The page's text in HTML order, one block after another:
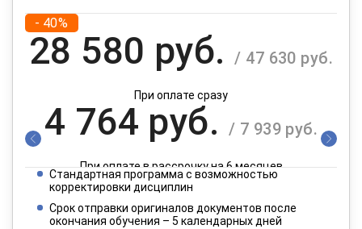
- 40%
28 580 руб. / 47 630 руб.
При оплате сразу
4 764 руб. / 7 939 руб.
При оплате в рассрочку на 6 месяцев
2 382 руб.
Стандартная программа с возможностью
корректировки дисциплин
Срок отправки оригиналов документов после
окончания обучения – 5 календарных дней